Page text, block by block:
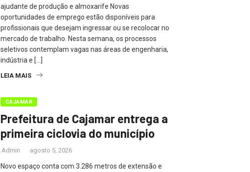
ajudante de produção e almoxarife Novas
oportunidades de emprego estão disponíveis para
profissionais que desejam ingressar ou se recolocar no
mercado de trabalho. Nesta semana, os processos
seletivos contemplam vagas nas áreas de engenharia,
indústria e […]
LEIA MAIS
CAJAMAR
Prefeitura de Cajamar entrega a
primeira ciclovia do município
Admin agosto 5, 2026
Novo espaço conta com 3.286 metros de extensão e